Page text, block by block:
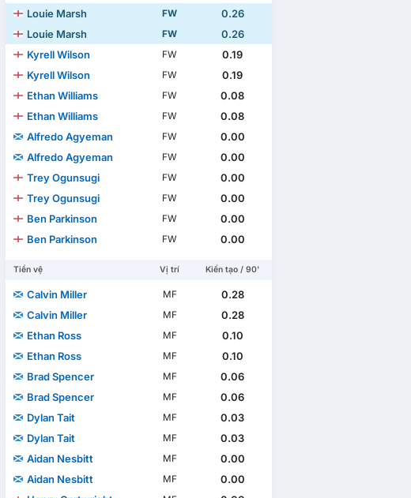
Louie Marsh
FW
0.26
Louie Marsh
FW
0.26
Kyrell Wilson
FW
0.19
Kyrell Wilson
FW
0.19
Ethan Williams
FW
0.08
Ethan Williams
FW
0.08
Alfredo Agyeman
FW
0.00
Alfredo Agyeman
FW
0.00
Trey Ogunsugi
FW
0.00
Trey Ogunsugi
FW
0.00
Ben Parkinson
FW
0.00
Ben Parkinson
FW 0.00
Tiền vệ Vị trí Kiến tạo / 90'
Calvin Miller MF
0.28
Calvin Miller
MF
0.28
Ethan Ross
MF
0.10
Ethan Ross
MF
0.10
Brad Spencer
MF
0.06
Brad Spencer
MF
0.06
Dylan Tait
MF
0.03
Dylan Tait
MF
0.03
Aidan Nesbitt
MF
0.00
Aidan Nesbitt
MF
0.00